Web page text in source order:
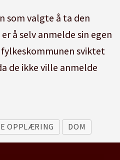
som valgte å ta den
å selv anmelde sin egen
sviktet
de ikke ville anmelde
OPPLÆRING DOM